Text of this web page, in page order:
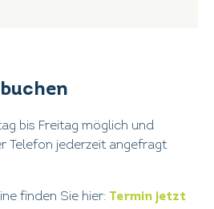
bis Freitag möglich und
Telefon jederzeit angefragt
finden Sie hier: Termin jetzt